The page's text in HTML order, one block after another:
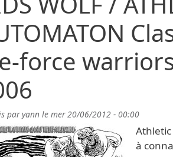
force
paryann le mer 20/06/2012 - 00:00
à